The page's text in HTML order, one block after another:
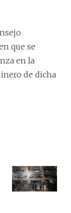
que se
en la
de dicha